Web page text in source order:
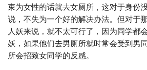
束为女性的话就去女厕所，这对于身份
说，不失为一个好的解决办法。但对于
人妖来说，就不太可行了，因为同学都
妖，如果他们去男厕所就时常会受到男
所会招致女同学的反感。